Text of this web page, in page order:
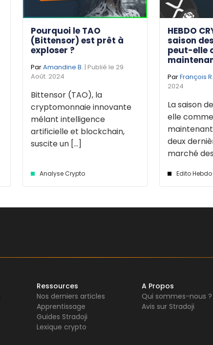
Pourquoi le TAO
(Bittensor) est prêt à
exploser ?
ParAmandine B. | Publié le 29
Août. 2024
Bittensor (TAO), la
cryptomonnaie innovante
mêlant intelligence
artificielle et blockchain,
suscite un [...]
Analyse Crypto
HEBDO
saison
peut-elle
ParFrançois R.
2024
La saison
elle
deux
marché
Edito Hebdo
Ressources
Nos derniers articles
Apprentissage
Guides Stradoji
Lexique crypto
A Propos
Qui sommes-nous ?
Avis sur Stradoji